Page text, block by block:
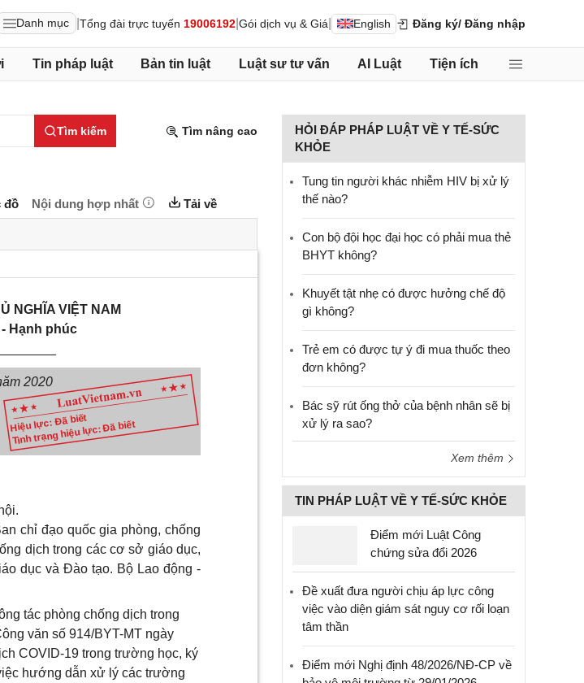
Danh mục Tổng đài trực tuyến 19006192 Gói dịch vụ & Giá English Đăng ký/ Đăng nhập
Tin pháp luật Bản tin luật Luật sư tư vấn AI Luật Tiện ích
Tìm kiếm Tìm nâng cao
đồ Nội dung hợp nhất Tải về
Hiệu lực: Đã biết
Tình trạng hiệu lực: Đã biết
NGHĨA VIỆT NAM
Hạnh phúc
2020
chỉ đạo quốc gia phòng, chống
dịch trong các cơ sở giáo dục,
dục và Đào tạo. Bộ Lao động -
tác phòng chống dịch trong
văn số 914/BYT-MT ngày
COVID-19 trong trường học, ký
hướng dẫn xử lý các trường
HỎI ĐÁP PHÁP LUẬT VỀ Y TẾ-SỨC
KHỎE
Tung tin người khác nhiễm HIV bị xử lý
thế nào?
Con bộ đội học đại học có phải mua thẻ
BHYT không?
Khuyết tật nhẹ có được hưởng chế độ
gì không?
Trẻ em có được tự ý đi mua thuốc theo
đơn không?
Bác sỹ rút ống thở của bệnh nhân sẽ bị
xử lý ra sao?
Xem thêm
TIN PHÁP LUẬT VỀ Y TẾ-SỨC KHỎE
Điểm mới Luật Công
chứng sửa đổi 2026
Đề xuất đưa người chịu áp lực công
việc vào diện giám sát nguy cơ rối loạn
tâm thần
Điểm mới Nghị định 48/2026/NĐ-CP về